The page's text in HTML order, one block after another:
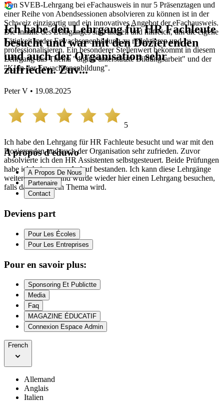
Den SVEB-Lehrgang bei eFachausweis in nur 5 Präsenztagen und
einer Reihe von Abendsessionen absolvieren zu können ist in der
Schweiz einzigartig und ein innovatives Angebot der eFachausweis.
Die Inhalte des Lehrganges sind aktuell und hilfreich, um die eigene
Tätigkeit in der Erwachsenenbildung zu reflektieren und zu
professionalisieren. Ein besonderer Stellenwert bekommt in diesem
Lehrgang das Thema "digital unterstützte Bildungsarbeit" und der
"KI in der Erwachsenenbildung".
Ich habe den Lehrgang für HR Fachleute
besucht und war mit den Dozierenden
und auch der Organisation sehr
zufrieden. Zuv...
Peter V • 19.08.2025
5
Ich habe den Lehrgang für HR Fachleute besucht und war mit den
Dozierenden und auch der Organisation sehr zufrieden. Zuvor
absolvierte ich den HR Assistenten selbstgesteuert. Beide Prüfungen
habe ich beim ersten Anlauf bestanden. Ich kann diese Lehrgänge
weiterempfehlen und würde wieder hier einen Lehrgang besuchen,
falls das einmal ein Thema wird.
A propos d'eduwo
A Propos De Nous
Partenaire
Contact
Deviens part
Pour Les Écoles
Pour Les Entreprises
Pour en savoir plus:
Sponsoring Et Publictte
Media
Faq
MAGAZINE ÉDUCATIF
Connexion Espace Admin
French
Allemand
Anglais
Italien